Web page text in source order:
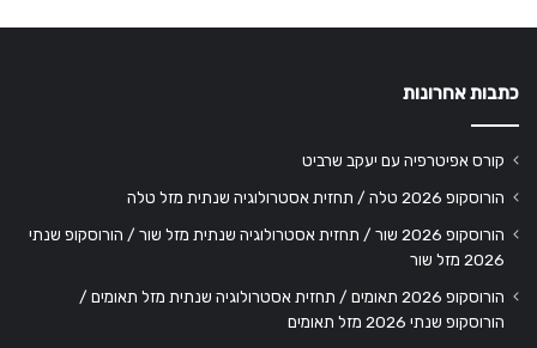
כתבות אחרונות
קורס אפיטרפיה עם יעקב שרביט
הורוסקופ 2026 טלה / תחזית אסטרולוגיה שנתית מזל טלה
הורוסקופ 2026 שור / תחזית אסטרולוגיה שנתית מזל שור / הורוסקופ שנתי
2026 מזל שור
הורוסקופ 2026 תאומים / תחזית אסטרולוגיה שנתית מזל תאומים /
הורוסקופ שנתי 2026 מזל תאומים